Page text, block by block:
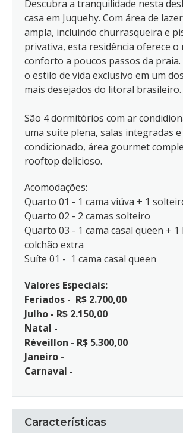
Descubra a tranquilidade nesta
casa em Juquehy. Com área de
ampla, incluindo churrasqueira e
privativa, esta residência oferece o
conforto a poucos passos da
o estilo de vida exclusivo em um
mais desejados do litoral brasileiro.
São 4 dormitórios com ar
uma suíte plena, salas integradas
condicionado, área gourmet
rooftop delicioso.
Acomodações:
Quarto 01 - 1 cama viúva + 1
Quarto 02 - 2 camas solteiro
Quarto 03 - 1 cama casal queen + 1
colchão extra
Suíte 01 - 1 cama casal queen
Valores Especiais:
Feriados - R$ 2.700,00
Julho - R$ 2.150,00
Natal -
Réveillon - R$ 5.300,00
Janeiro -
Carnaval -
Características